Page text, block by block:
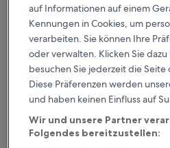
9.6
von
Außergewöhnlich,
(1.005
Bewertungen)
9,6/10 Außergewöhnlich (1.005
citizenM San Francisco Union
auf Informationen auf einem
Kennungen in Cookies, um
verarbeiten. Sie können Ihre
oder verwalten. Klicken Sie
besuchen Sie jederzeit die
Diese Präferenzen werden
und haben keinen Einfluss auf
Wir und unsere Partner
Folgendes bereitzustellen: